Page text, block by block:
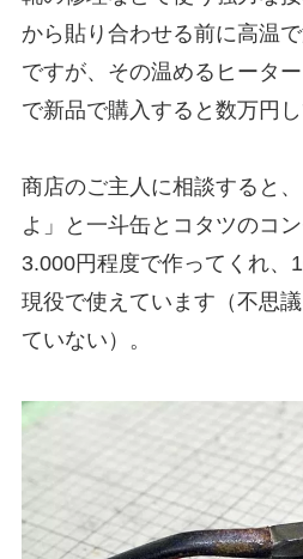
から貼り合わせる前に高温
ですが、その温めるヒータ
で新品で購入すると数万円し
商店のご主人に相談すると
よ」と一斗缶とコタツのコ
3.000円程度で作ってくれ、
現役で使えています（不思
ていない）。